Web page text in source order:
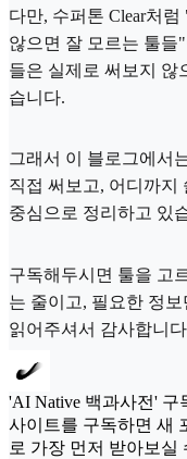
다만, 수퍼톤 Clear처
않으면 잘 모르는 툴들
들은 실제로 써보지 않
습니다.
그래서 이 블로그에서
직접 써보고, 어디까지
중심으로 정리하고 있
구독해두시면 툴을 고
는 줄이고, 필요한 정
읽어주셔서 감사합니
'AI Native 백과사전' 구
사이트를 구독하면 새
로 가장 먼저 받아보실